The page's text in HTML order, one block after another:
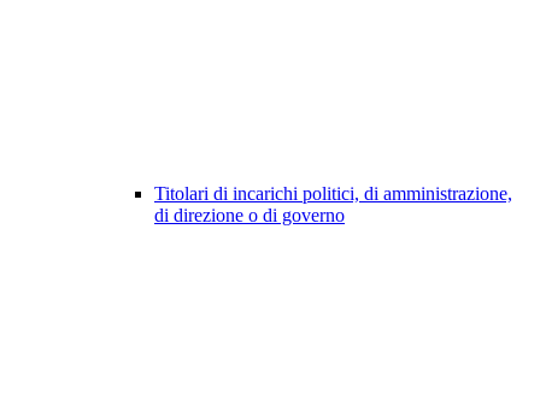
Titolari di incarichi politici, di amministrazione,
di direzione o di governo